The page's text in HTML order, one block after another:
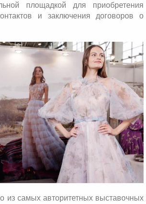
площадкой для приобретения
и заключения договоров о
из самых авторитетных выставочных